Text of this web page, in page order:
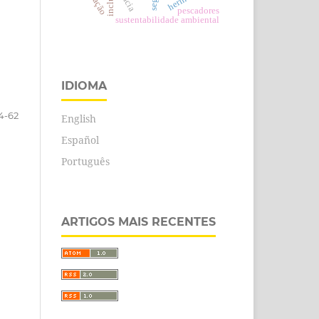
62
sustentabilidade ambiental
pescadores
IDIOMA
English
Español
Português
ARTIGOS MAIS RECENTES